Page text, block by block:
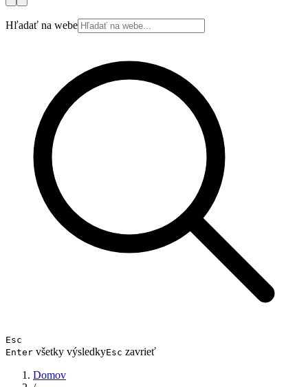
Hľadať na webe
Esc
Enter všetky výsledkyEsc zavrieť
Domov